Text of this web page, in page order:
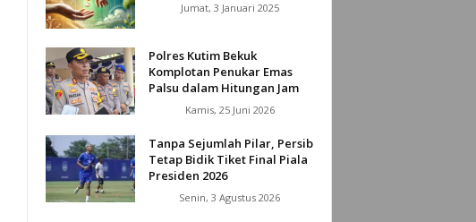
Jumat, 3 Januari 2025
Polres Kutim Bekuk
Komplotan Penukar Emas
Palsu dalam Hitungan Jam
Kamis, 25 Juni 2026
Tanpa Sejumlah Pilar, Persib
Tetap Bidik Tiket Final Piala
Presiden 2026
Senin, 3 Agustus 2026